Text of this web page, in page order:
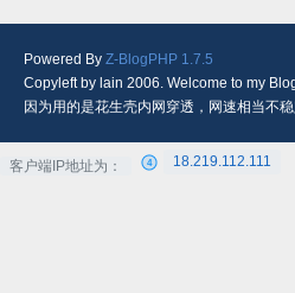
Powered By Z-BlogPHP 1.7.5
Copyleft by lain 2006. Welcome to my
因为用的是花生壳内网穿透，网速相当不
客户端IP地址为： 4 18.219.112.111